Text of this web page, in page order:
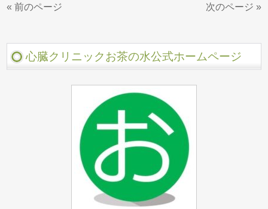
« 前のページ 次のページ »
心臓クリニックお茶の水公式ホームページ